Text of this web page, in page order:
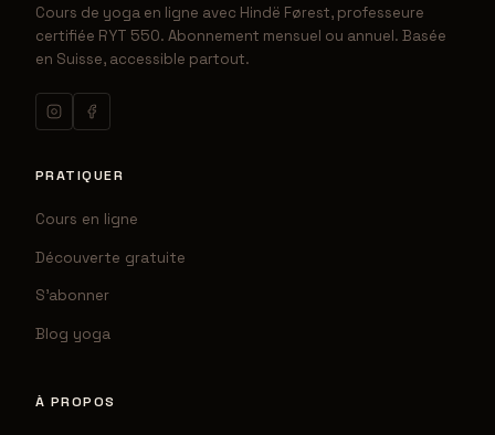
Cours de yoga en ligne avec Hindë Førest, professeure
certifiée RYT 550. Abonnement mensuel ou annuel. Basée
en Suisse, accessible partout.
PRATIQUER
Cours en ligne
Découverte gratuite
S'abonner
Blog yoga
À PROPOS